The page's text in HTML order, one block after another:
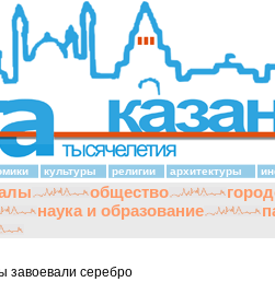
культуры религии архитектуры
общество
наука и образование
завоевали серебро